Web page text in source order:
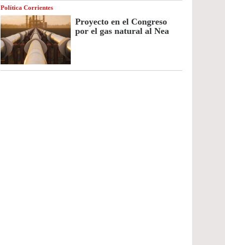
Política Corrientes
Proyecto en el Congreso
por el gas natural al Nea